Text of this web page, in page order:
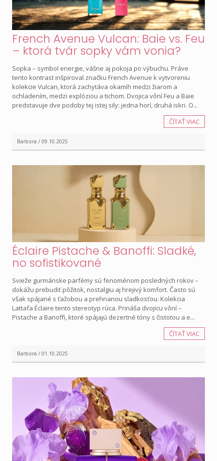
French Avenue Vulcan: Baie vs. Feu
– ktorá tvár sopky vám vonia?
Sopka – symbol energie, vášne aj pokoja po výbuchu. Práve
tento kontrast inšpiroval značku French Avenue k vytvoreniu
kolekcie Vulcan, ktorá zachytáva okamih medzi žiarom a
ochladením, medzi explóziou a tichom. Dvojica vôní Feu a Baie
predstavuje dve podoby tej istej sily: jedna horí, druhá iskri. O...
ČÍTAŤ VIAC
Barbora / 09.10.2025
Éclaire Pistache & Banoffi: Sladké,
no sofistikované
Svieže gurmánske parfémy sú fenoménom posledných rokov –
dokážu prebudiť pôžitok, nostalgiu aj hrejivý komfort. Často sú
však spájané s ťažobou a prehnanou sladkosťou. Kolekcia
Lattafa Éclaire tento stereotyp rúca. Prináša dvojicu vôní –
Pistache a Banoffi, ktoré spájajú dezertné tóny s čistotou a e...
ČÍTAŤ VIAC
Barbora / 01.10.2025